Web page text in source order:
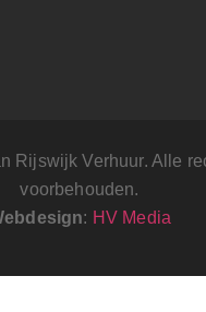
Rijswijk Verhuur. Alle
voorbehouden.
: HV Media